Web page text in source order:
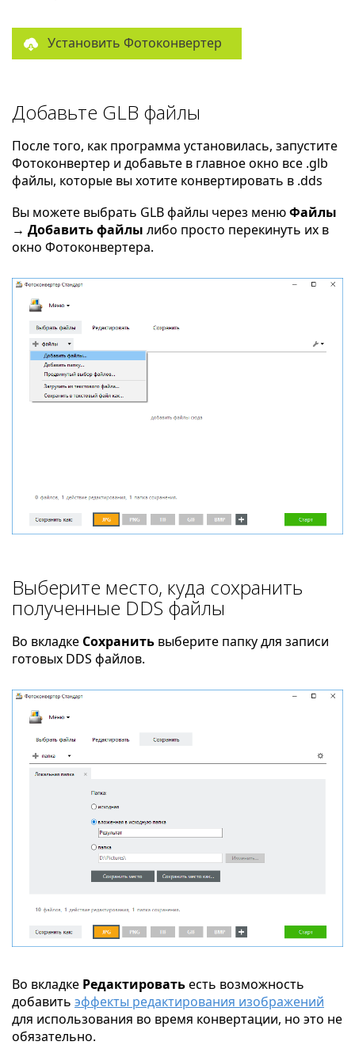
Установить Фотоконвертер
Добавьте GLB файлы
После того, как программа установилась, запустите
Фотоконвертер и добавьте в главное окно все .glb
файлы, которые вы хотите конвертировать в .dds
Вы можете выбрать GLB файлы через менюФайлы
→ Добавить файлы либо просто перекинуть их в
окно Фотоконвертера.
Выберите место, куда сохранить
полученные DDS файлы
Во вкладке Сохранить выберите папку для записи
готовых DDS файлов.
Во вкладке Редактироватьесть возможность
добавить эффекты редактирования изображений
для использования во время конвертации, но это не
обязательно.